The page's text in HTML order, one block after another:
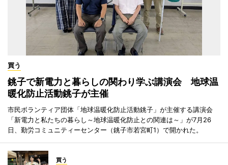
買う
銚子で新電力と暮らしの関わり学ぶ講演会 地球温
暖化防止活動銚子が主催
市民ボランティア団体「地球温暖化防止活動銚子」が主催する講演会
「新電力と私たちの暮らし～地球温暖化防止との関連は～」が7月26
日、勤労コミュニティーセンター（銚子市若宮町1）で開かれた。
買う